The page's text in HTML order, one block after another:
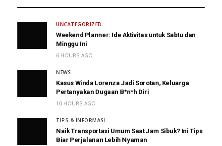
UNCATEGORIZED
Weekend Planner: Ide Aktivitas untuk Sabtu dan
Minggu Ini
6 HOURS AGO
NEWS
Kasus Winda Lorenza Jadi Sorotan, Keluarga
Pertanyakan Dugaan B*n*h Diri
10 HOURS AGO
TIPS & INFORMASI
Naik Transportasi Umum Saat Jam Sibuk? Ini Tips
Biar Perjalanan Lebih Nyaman